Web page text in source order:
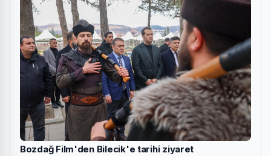
Bozdağ Film'den Bilecik'e tarihi ziyaret